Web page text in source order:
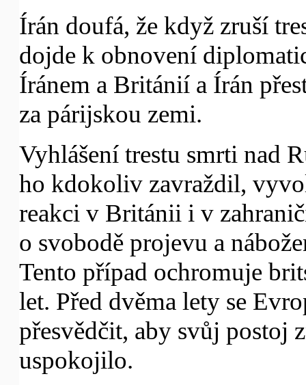
Írán doufá, že když zruší
dojde k obnovení
Íránem a Británií a Írán
za párijskou zemi.
Vyhlášení trestu smrti nad
ho kdokoliv zavraždil,
reakci v Británii i v
o svobodě projevu a
Tento případ ochromuje
let. Před dvěma lety se
přesvědčit, aby svůj postoj
uspokojilo.